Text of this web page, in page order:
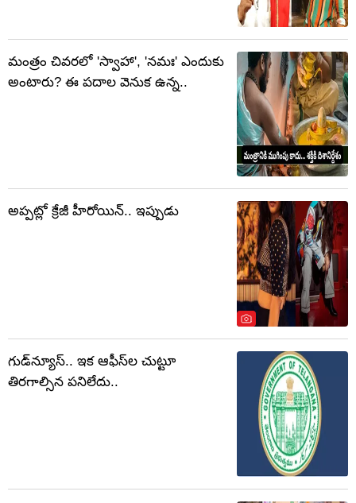
మంత్రం చివరలో 'స్వాహా', 'నమః' ఎందుకు
అంటారు? ఈ పదాల వెనుక ఉన్న..
అప్పట్లో క్రేజీ హీరోయిన్.. ఇప్పుడు
గుడ్‌న్యూస్.. ఇక ఆఫీస్‌ల చుట్టూ
తిరగాల్సిన పనిలేదు..